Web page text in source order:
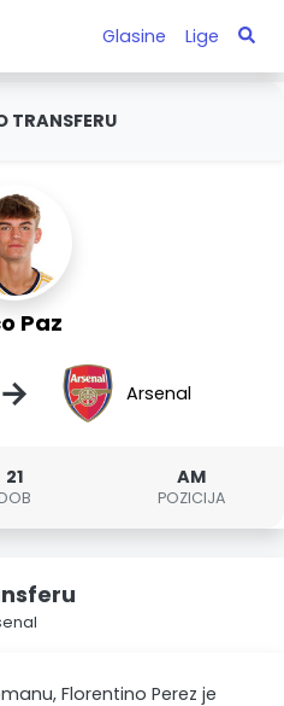
Glasine Lige
TRANSFERU
Paz
→ Arsenal
21 AM
POZICIJA
Florentino Perez je